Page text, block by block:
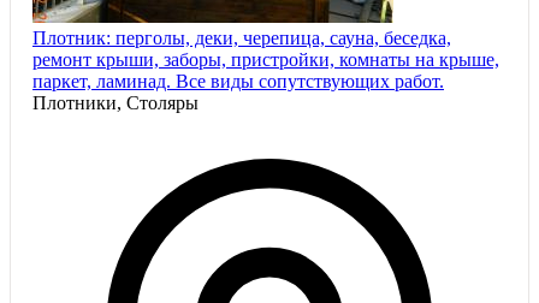
Плотник: перголы, деки, черепица, сауна, беседка,
ремонт крыши, заборы, пристройки, комнаты на крыше,
паркет, ламинад. Все виды сопутствующих работ.
Плотники, Столяры